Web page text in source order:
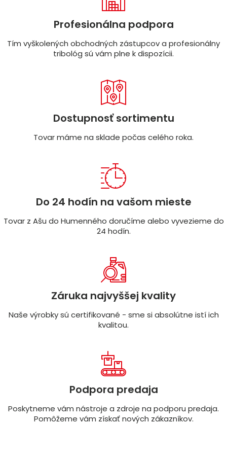
Profesionálna podpora
Tím vyškolených obchodných zástupcov a profesionálny
tribológ sú vám plne k dispozícii.
Dostupnosť sortimentu
Tovar máme na sklade počas celého roka.
Do 24 hodín na vašom mieste
Tovar z Ašu do Humenného doručíme alebo vyvezieme do
24 hodín.
Záruka najvyššej kvality
Naše výrobky sú certifikované - sme si absolútne istí ich
kvalitou.
Podpora predaja
Poskytneme vám nástroje a zdroje na podporu predaja.
Pomôžeme vám získať nových zákazníkov.